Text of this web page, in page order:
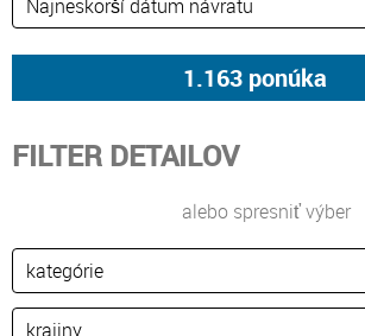
FILTER DETAILOV
alebo spresniť výber